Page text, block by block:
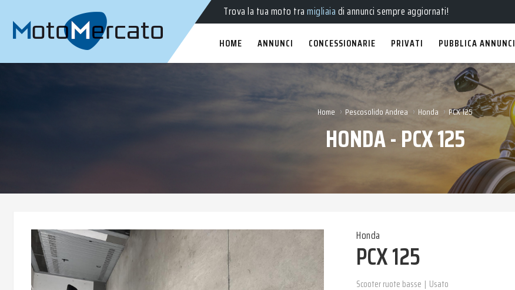
Trova la tua moto tramigliaiadi annunci sempre aggiornati!
HOME ANNUNCI CONCESSIONARIE PRIVATI PUBBLICA ANNUNCI
Home › Pescosolido Andrea › Honda › PCX 125
HONDA - PCX 125
Honda
PCX 125
Scooter ruote basse | Usato